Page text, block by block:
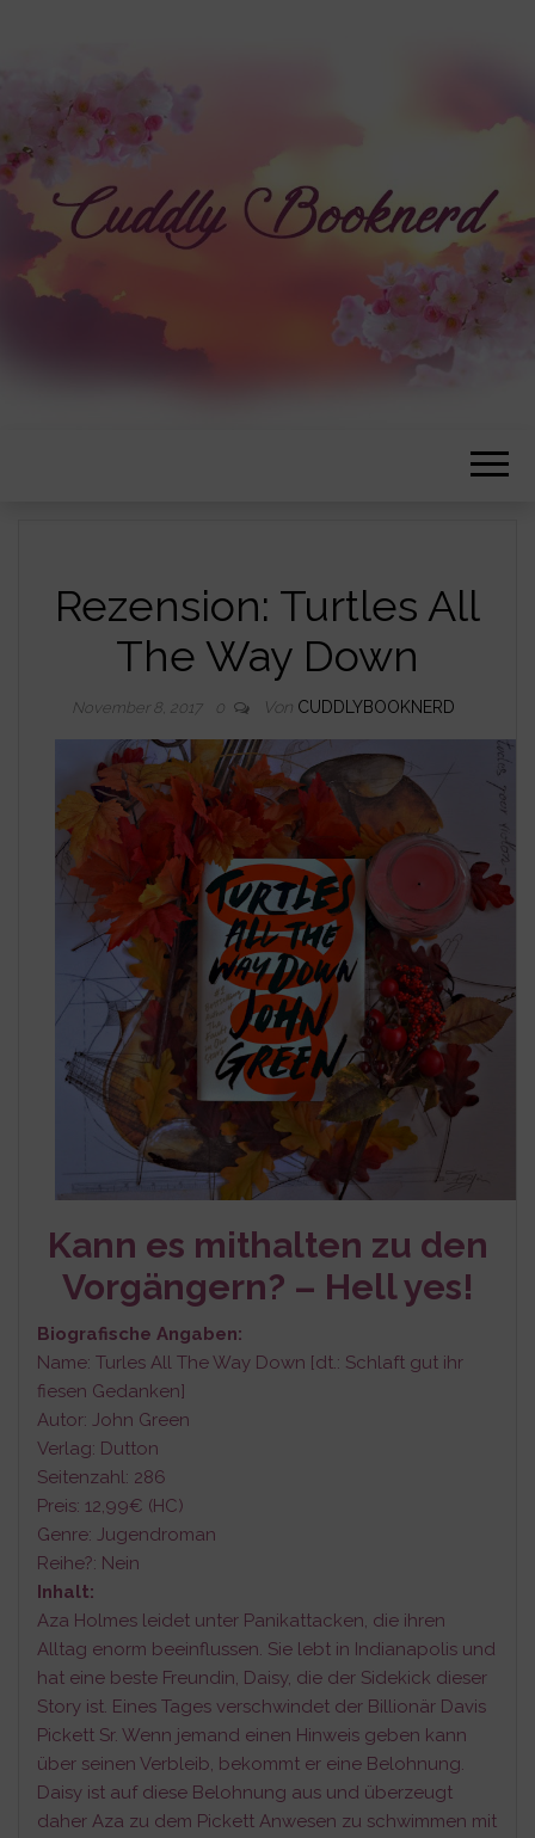
Rezension: Turtles All
The Way Down
November 8, 2017 0 Von CUDDLYBOOKNERD
Kann es mithalten zu den
Vorgängern? – Hell yes!
Biografische Angaben:
Name: Turles All The Way Down [dt.: Schlaft gut ihr
fiesen Gedanken]
Autor: John Green
Verlag: Dutton
Seitenzahl: 286
Preis: 12,99€ (HC)
Genre: Jugendroman
Reihe?: Nein
Inhalt:
Aza Holmes leidet unter Panikattacken, die ihren
Alltag enorm beeinflussen. Sie lebt in Indianapolis und
hat eine beste Freundin, Daisy, die der Sidekick dieser
Story ist. Eines Tages verschwindet der Billionär Davis
Pickett Sr. Wenn jemand einen Hinweis geben kann
über seinen Verbleib, bekommt er eine Belohnung.
Daisy ist auf diese Belohnung aus und überzeugt
daher Aza zu dem Pickett Anwesen zu schwimmen mit